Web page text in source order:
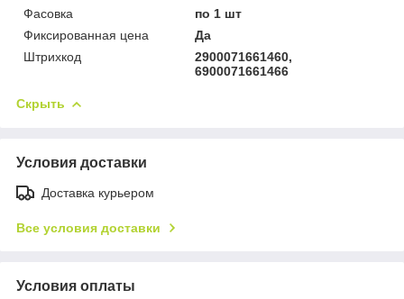
Фасовка
по 1 шт
Фиксированная цена
Да
Штрихкод
2900071661460,
6900071661466
Скрыть
Условия доставки
Доставка курьером
Все условия доставки
Условия оплаты